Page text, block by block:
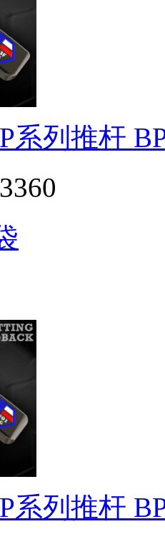
系列推杆
3360
系列推杆